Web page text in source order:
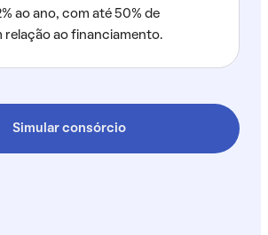
ao ano, com até 50% de
relação ao financiamento.
Simular consórcio